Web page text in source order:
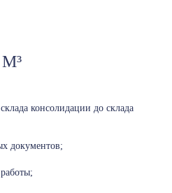
М³
консолидации до склада
документов;